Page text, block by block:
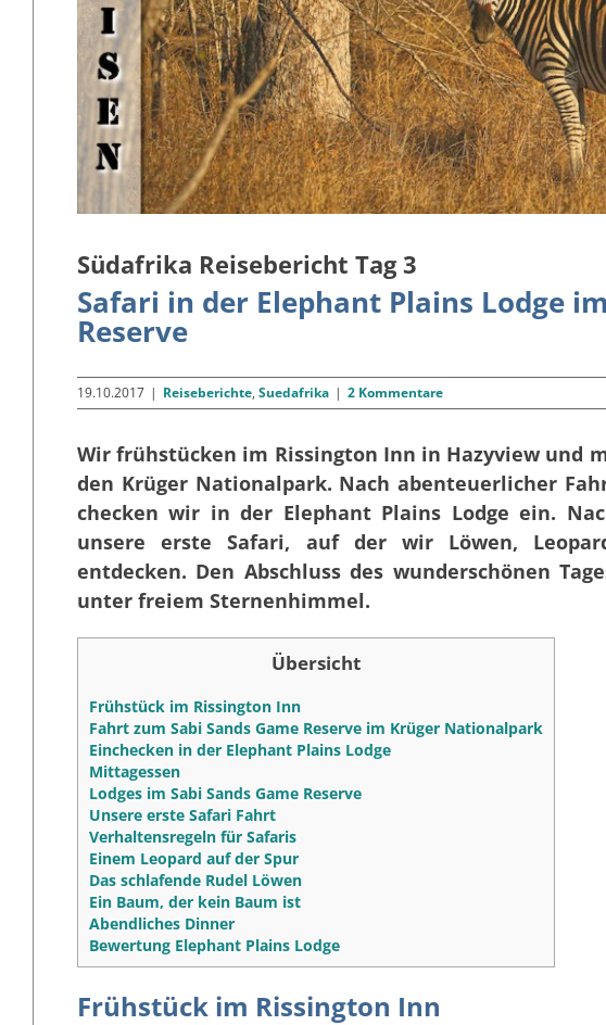
Südafrika Reisebericht Tag 3
Safari in der Elephant Plains Lodge
Reserve
19.10.2017 | Reiseberichte, Suedafrika | 2 Kommentare
Wir frühstücken im Rissington Inn in Hazyview und
den Krüger Nationalpark. Nach abenteuerlicher
checken wir in der Elephant Plains Lodge ein.
unsere erste Safari, auf der wir Löwen,
entdecken. Den Abschluss des wunderschönen
unter freiem Sternenhimmel.
Übersicht
Frühstück im Rissington Inn
Fahrt zum Sabi Sands Game Reserve im Krüger Nationalpark
Einchecken in der Elephant Plains Lodge
Mittagessen
Lodges im Sabi Sands Game Reserve
Unsere erste Safari Fahrt
Verhaltensregeln für Safaris
Einem Leopard auf der Spur
Das schlafende Rudel Löwen
Ein Baum, der kein Baum ist
Abendliches Dinner
Bewertung Elephant Plains Lodge
Frühstück im Rissington Inn